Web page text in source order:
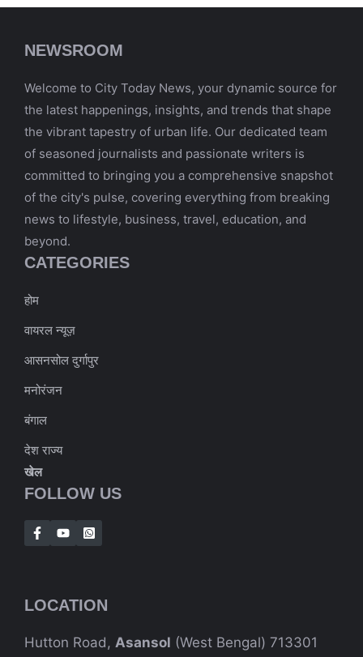
NEWSROOM
Welcome to City Today News, your dynamic source for
the latest happenings, insights, and trends that shape
the vibrant tapestry of urban life. Our dedicated team
of seasoned journalists and passionate writers is
committed to bringing you a comprehensive snapshot
of the city's pulse, covering everything from breaking
news to lifestyle, business, travel, education, and
beyond.
CATEGORIES
होम
वायरल न्यूज़
आसनसोल दुर्गापुर
मनोरंजन
बंगाल
देश राज्य
खेल
FOLLOW US
LOCATION
Hutton Road, Asansol (West Bengal) 713301